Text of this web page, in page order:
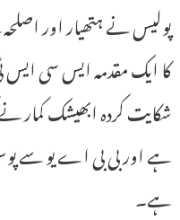
پولیس نے ہتھیار اور
کا ایک مقدمہ ایس سی
شکایت کردہ ابھیشک کمار
ہے اور بی بی اے یو سے
ہے۔